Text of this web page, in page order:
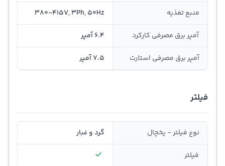
منبع تغذیه 380-415V, 3Ph, 50Hz
آمپر برق مصرفی کارکرد 6.4 آمپر
آمپر برق مصرفی استارت 7.5 آمپر
فیلتر
نوع فیلتر - یخچال گرد و غبار
فیلتر